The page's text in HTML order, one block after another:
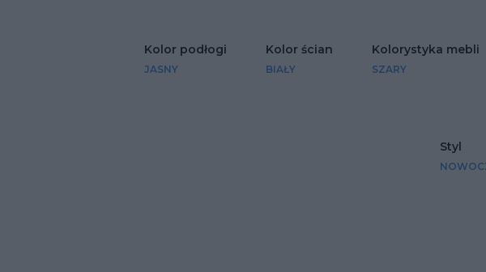
Kolor podłogi
JASNY
Kolor ścian
BIAŁY
Kolorystyka mebli
SZARY
Styl